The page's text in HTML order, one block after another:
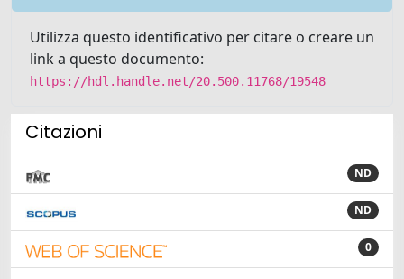
Utilizza questo identificativo per citare o creare un
link a questo documento:
https://hdl.handle.net/20.500.11768/19548
Citazioni
ND
ND
0